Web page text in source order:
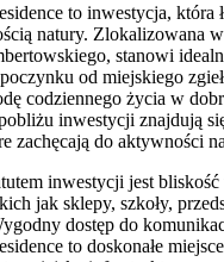
to inwestycja, która
natury. Zlokalizowana
stanowi
od miejskiego
codziennego życia w
inwestycji znajdują
zachęcają do aktywności
inwestycji jest
jak sklepy, szkoły,
dostęp do
to doskonałe